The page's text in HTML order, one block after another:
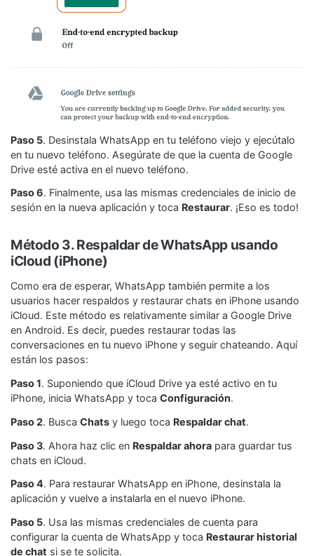
Paso 5. Desinstala WhatsApp en tu teléfono viejo y ejecútalo
en tu nuevo teléfono. Asegúrate de que la cuenta de Google
Drive esté activa en el nuevo teléfono.
Paso 6. Finalmente, usa las mismas credenciales de inicio de
sesión en la nueva aplicación y toca Restaurar. ¡Eso es todo!
Método 3. Respaldar de WhatsApp usando
iCloud (iPhone)
Como era de esperar, WhatsApp también permite a los
usuarios hacer respaldos y restaurar chats en iPhone usando
iCloud. Este método es relativamente similar a Google Drive
en Android. Es decir, puedes restaurar todas las
conversaciones en tu nuevo iPhone y seguir chateando. Aquí
están los pasos:
Paso 1. Suponiendo que iCloud Drive ya esté activo en tu
iPhone, inicia WhatsApp y toca Configuración.
Paso 2. Busca Chats y luego toca Respaldar chat.
Paso 3. Ahora haz clic en Respaldar ahora para guardar tus
chats en iCloud.
Paso 4. Para restaurar WhatsApp en iPhone, desinstala la
aplicación y vuelve a instalarla en el nuevo iPhone.
Paso 5. Usa las mismas credenciales de cuenta para
configurar la cuenta de WhatsApp y toca Restaurar historial
de chat si se te solicita.